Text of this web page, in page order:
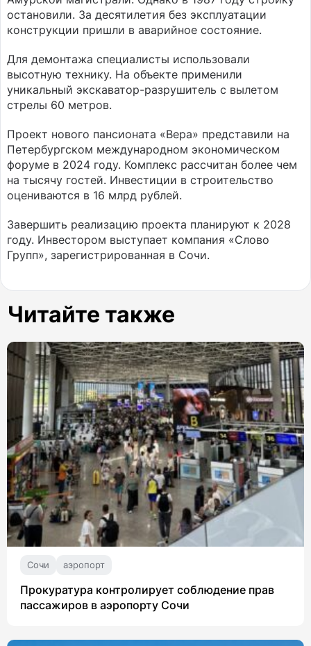
остановили. За десятилетия без эксплуатации
конструкции пришли в аварийное состояние.
Для демонтажа специалисты использовали
высотную технику. На объекте применили
уникальный экскаватор-разрушитель с вылетом
стрелы 60 метров.
Проект нового пансионата «Вера» представили на
Петербургском международном экономическом
форуме в 2024 году. Комплекс рассчитан более чем
на тысячу гостей. Инвестиции в строительство
оцениваются в 16 млрд рублей.
Завершить реализацию проекта планируют к 2028
году. Инвестором выступает компания «Слово
Групп», зарегистрированная в Сочи.
Читайте также
Сочи аэропорт
Прокуратура контролирует соблюдение прав
пассажиров в аэропорту Сочи